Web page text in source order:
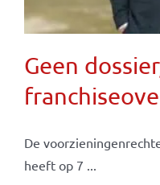
Geen
De
heeft op 7 ...